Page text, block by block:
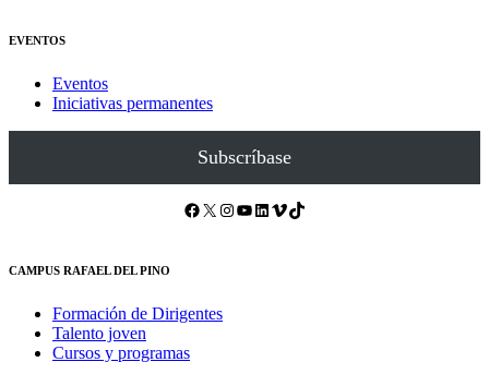
EVENTOS
Eventos
Iniciativas permanentes
Subscríbase
Facebook X Instagram YouTube LinkedIn Vimeo TikTok
CAMPUS RAFAEL DEL PINO
Formación de Dirigentes
Talento joven
Cursos y programas